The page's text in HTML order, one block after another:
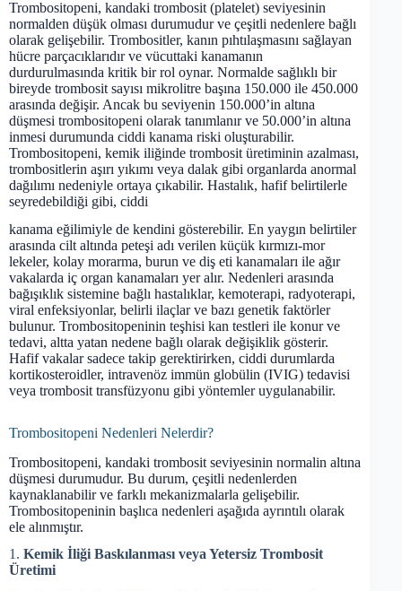
Trombositopeni, kandaki trombosit (platelet) seviyesinin
normalden düşük olması durumudur ve çeşitli nedenlere bağlı
olarak gelişebilir. Trombositler, kanın pıhtılaşmasını sağlayan
hücre parçacıklarıdır ve vücuttaki kanamanın
durdurulmasında kritik bir rol oynar. Normalde sağlıklı bir
bireyde trombosit sayısı mikrolitre başına 150.000 ile 450.000
arasında değişir. Ancak bu seviyenin 150.000’in altına
düşmesi trombositopeni olarak tanımlanır ve 50.000’in altına
inmesi durumunda ciddi kanama riski oluşturabilir.
Trombositopeni, kemik iliğinde trombosit üretiminin azalması,
trombositlerin aşırı yıkımı veya dalak gibi organlarda anormal
dağılımı nedeniyle ortaya çıkabilir. Hastalık, hafif belirtilerle
seyredebildiği gibi, ciddi
kanama eğilimiyle de kendini gösterebilir. En yaygın belirtiler
arasında cilt altında peteşi adı verilen küçük kırmızı-mor
lekeler, kolay morarma, burun ve diş eti kanamaları ile ağır
vakalarda iç organ kanamaları yer alır. Nedenleri arasında
bağışıklık sistemine bağlı hastalıklar, kemoterapi, radyoterapi,
viral enfeksiyonlar, belirli ilaçlar ve bazı genetik faktörler
bulunur. Trombositopeninin teşhisi kan testleri ile konur ve
tedavi, altta yatan nedene bağlı olarak değişiklik gösterir.
Hafif vakalar sadece takip gerektirirken, ciddi durumlarda
kortikosteroidler, intravenöz immün globülin (IVIG) tedavisi
veya trombosit transfüzyonu gibi yöntemler uygulanabilir.
Trombositopeni Nedenleri Nelerdir?
Trombositopeni, kandaki trombosit seviyesinin normalin altına
düşmesi durumudur. Bu durum, çeşitli nedenlerden
kaynaklanabilir ve farklı mekanizmalarla gelişebilir.
Trombositopeninin başlıca nedenleri aşağıda ayrıntılı olarak
ele alınmıştır.
1. Kemik İliği Baskılanması veya Yetersiz Trombosit
Üretimi